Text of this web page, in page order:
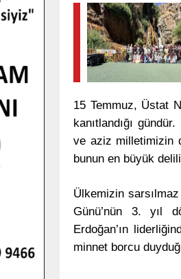
15 Temmuz, Üstat
kanıtlandığı
ve aziz milletimizin
bunun en büyük
Ülkemizin
Günü’nün 3. yıl
Erdoğan’ın
minnet borcu